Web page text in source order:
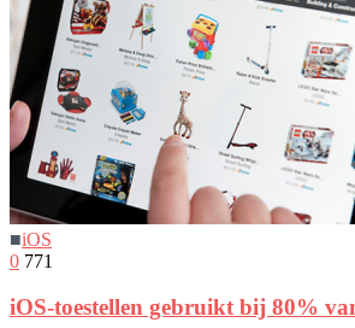
■iOS
0 771
iOS-toestellen gebruikt bij 80%